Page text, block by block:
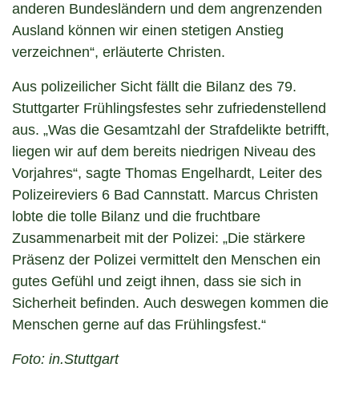
anderen Bundesländern und dem angrenzenden
Ausland können wir einen stetigen Anstieg
verzeichnen“, erläuterte Christen.
Aus polizeilicher Sicht fällt die Bilanz des 79.
Stuttgarter Frühlingsfestes sehr zufriedenstellend
aus. „Was die Gesamtzahl der Strafdelikte betrifft,
liegen wir auf dem bereits niedrigen Niveau des
Vorjahres“, sagte Thomas Engelhardt, Leiter des
Polizeireviers 6 Bad Cannstatt. Marcus Christen
lobte die tolle Bilanz und die fruchtbare
Zusammenarbeit mit der Polizei: „Die stärkere
Präsenz der Polizei vermittelt den Menschen ein
gutes Gefühl und zeigt ihnen, dass sie sich in
Sicherheit befinden. Auch deswegen kommen die
Menschen gerne auf das Frühlingsfest.“
Foto: in.Stuttgart